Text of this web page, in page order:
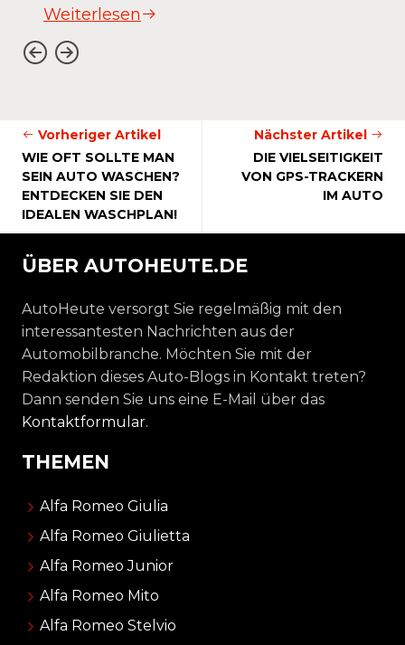
Weiterlesen
Vorheriger Artikel
WIE OFT SOLLTE MAN
SEIN AUTO WASCHEN?
ENTDECKEN SIE DEN
IDEALEN WASCHPLAN!
Nächster Artikel
DIE VIELSEITIGKEIT
VON GPS-TRACKERN
IM AUTO
ÜBER AUTOHEUTE.DE
AutoHeute versorgt Sie regelmäßig mit den
interessantesten Nachrichten aus der
Automobilbranche. Möchten Sie mit der
Redaktion dieses Auto-Blogs in Kontakt treten?
Dann senden Sie uns eine E-Mail über das
Kontaktformular.
THEMEN
Alfa Romeo Giulia
Alfa Romeo Giulietta
Alfa Romeo Junior
Alfa Romeo Mito
Alfa Romeo Stelvio